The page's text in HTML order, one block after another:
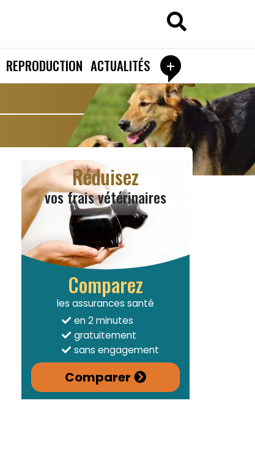
REPRODUCTION ACTUALITÉS +
Réduisez
vos frais vétérinaires
Comparez
les assurances santé
en 2 minutes
gratuitement
sans engagement
Comparer